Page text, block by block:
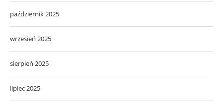
październik 2025
wrzesień 2025
sierpień 2025
lipiec 2025